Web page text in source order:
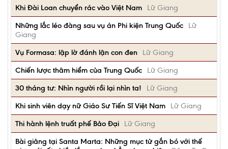
Khi Đài Loan chuyển rác vào Việt Nam
Lữ Giang
Những lắc léo đàng sau vụ án Phi kiện Trung Quốc
Lữ
Giang
Vụ Formasa: lập lờ đánh lận con đen
Lữ Giang
Chiến lược thâm hiểm của Trung Quốc
Lữ Giang
30 tháng tư: Nhìn người rồi lại nhìn ta!
Lữ Giang
Khi sinh viên dạy nữ Giáo Sư Tiến Sĩ Việt Nam
Lữ Giang
Thi hành lệnh truất phế Bảo Đại
Lữ Giang
Bài giảng tại Santa Marta: Những mục tử gắn bó với thế